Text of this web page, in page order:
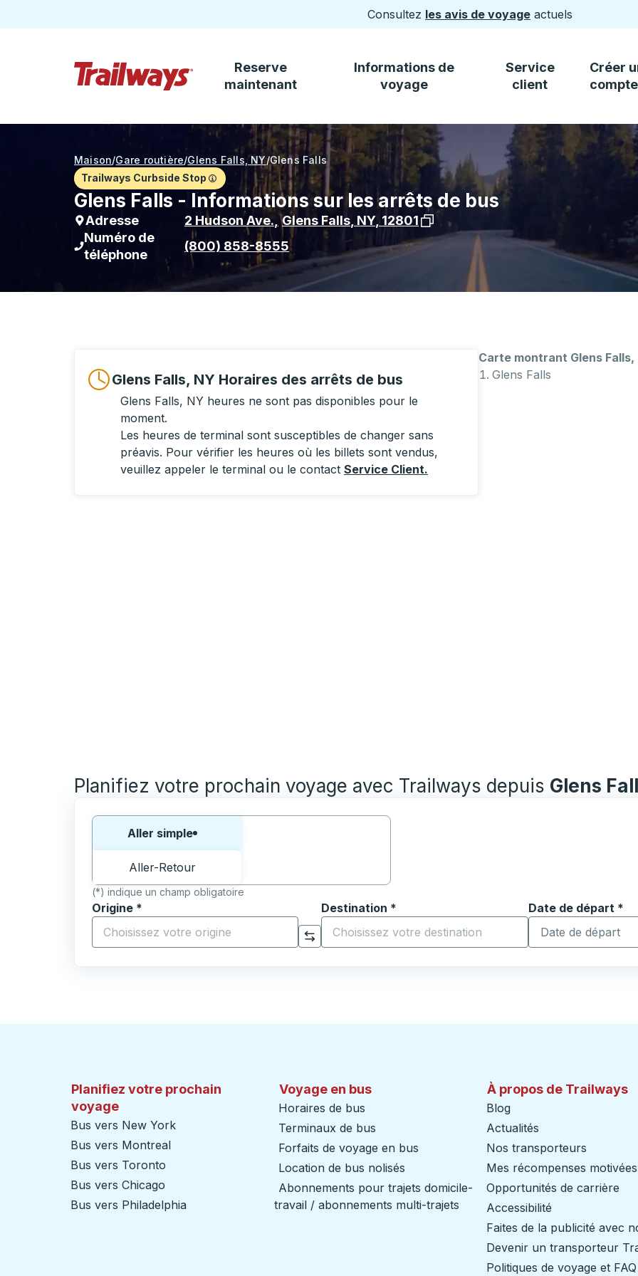
Consultez les avis de voyage actuels
Passez au contenu principal
Reserve
maintenant
Informations de
voyage
Service
client
Créer
compte
Maison/Gare routière/Glens Falls, NY/Glens Falls
Trailways Curbside Stop
Glens Falls - Informations sur les arrêts de bus
Adresse 2 Hudson Ave. Glens Falls NY, 12801 Voir l'emplacement de l'arrêt sur
Numéro de
téléphone
(800) 858-8555
Glens Falls, NY Horaires des arrêts de bus
Glens Falls, NY heures ne sont pas disponibles pour le
moment.
Les heures de terminal sont susceptibles de changer sans
préavis. Pour vérifier les heures où les billets sont vendus,
veuillez appeler le terminal ou le contact Service Client.
Carte montrant Glens Falls,
Glens Falls
Planifiez votre prochain voyage avec Trailways depuis Glens
Choisissez un sens ou un aller-retour:
Aller simple
Aller-Retour
(*) indique un champ obligatoire
Origine *
Commencez à saisir la ville d'origine pour ouvrir les options de localisation, puis utilisez les
Cliquez pour changer vos sélections d'origine et de destination
Destination *
Commencez à saisir la ville de destination pour ouvrir
Date de départ *
Tapez la date au
Planifiez votre prochain
voyage
Bus vers New York
Bus vers Montreal
Bus vers Toronto
Bus vers Chicago
Bus vers Philadelphia
Voyage en bus
Horaires de bus
Terminaux de bus
Forfaits de voyage en bus
Location de bus nolisés
Abonnements pour trajets domicile-
travail / abonnements multi-trajets
À propos de Trailways
Blog
Actualités
Nos transporteurs
Mes récompenses motivées
Opportunités de carrière
Accessibilité
Faites de la publicité avec
Devenir un transporteur
Politiques de voyage et FAQ